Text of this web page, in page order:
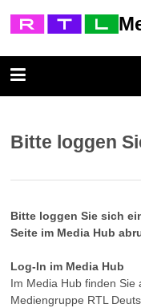
Bitte loggen
Bitte loggen Sie sich
Seite im Media Hub
Log-In im Media Hub
Im Media Hub finden
Mediengruppe RTL